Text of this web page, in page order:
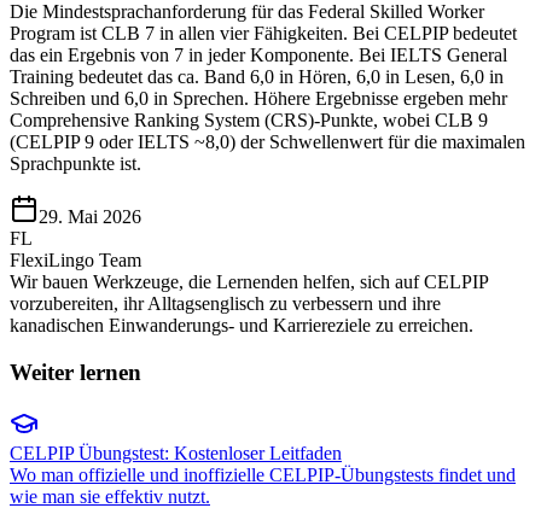
Die Mindestsprachanforderung für das Federal Skilled Worker
Program ist CLB 7 in allen vier Fähigkeiten. Bei CELPIP bedeutet
das ein Ergebnis von 7 in jeder Komponente. Bei IELTS General
Training bedeutet das ca. Band 6,0 in Hören, 6,0 in Lesen, 6,0 in
Schreiben und 6,0 in Sprechen. Höhere Ergebnisse ergeben mehr
Comprehensive Ranking System (CRS)-Punkte, wobei CLB 9
(CELPIP 9 oder IELTS ~8,0) der Schwellenwert für die maximalen
Sprachpunkte ist.
29. Mai 2026
FL
FlexiLingo Team
Wir bauen Werkzeuge, die Lernenden helfen, sich auf CELPIP
vorzubereiten, ihr Alltagsenglisch zu verbessern und ihre
kanadischen Einwanderungs- und Karriereziele zu erreichen.
Weiter lernen
CELPIP Übungstest: Kostenloser Leitfaden
Wo man offizielle und inoffizielle CELPIP-Übungstests findet und
wie man sie effektiv nutzt.